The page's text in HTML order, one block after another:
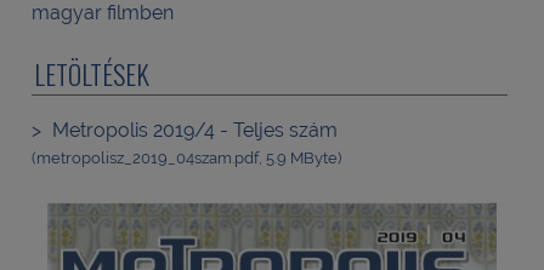
magyar filmben
LETÖLTÉSEK
Metropolis 2019/4 - Teljes szám
(metropolisz_2019_04szam.pdf, 5.9 MByte)